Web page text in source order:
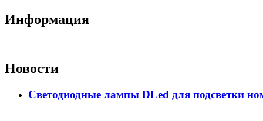
Информация
Новости
Светодиодные лампы DLed для подсветки